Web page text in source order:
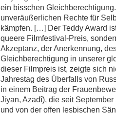
ein bisschen
unveräußerlichen Rechte für
kämpfen. […] Der Teddy Award
queere Filmfestival-Preis,
Akzeptanz, der Anerkennung,
Gleichberechtigung in unserer
dieser Filmpreis ist, zeigte sich
Jahrestag des Überfalls von
in einem Beitrag der
Jiyan, Azadî), die seit
und von der offen lesbischen